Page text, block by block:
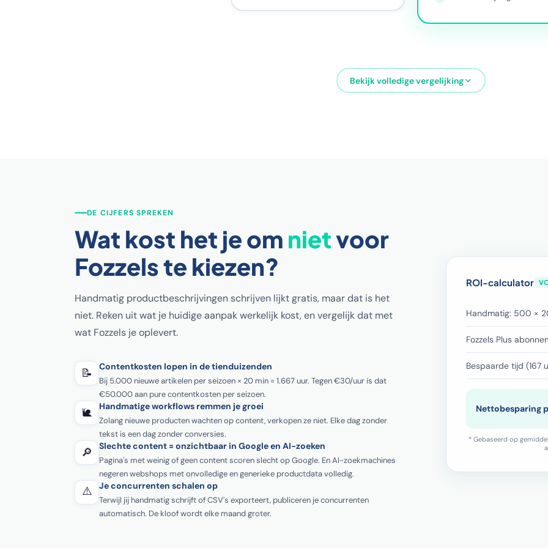
Bekijk volledige vergelijking
DE CIJFERS SPREKEN
Wat kost het je om nietvoor
Fozzels te kiezen?
Handmatig productbeschrijvingen schrijven lijkt gratis, maar dat is het
niet. Reken uit wat je huidige aanpak werkelijk kost, en vergelijk dat met
wat Fozzels je oplevert.
📝 Contentkosten lopen in de tienduizenden
Bij 5.000 nieuwe artikelen per seizoen × 20 min = 1.667 uur. Tegen €30/uur is dat
€50.000 aan pure contentkosten per seizoen.
🐌 Handmatige workflows remmen je groei
Zolang nieuwe producten wachten op content, verkopen ze niet. Elke dag zonder
tekst is een dag zonder conversies.
🔎 Slechte content = onzichtbaar in Google en AI-zoeken
Pagina's met weinig of geen content scoren slecht op Google. En AI-zoekmachines
negeren webshops met onvolledige en generieke productdata volledig.
⚠️ Je concurrenten schalen op
Terwijl jij handmatig schrijft of CSV's exporteert, publiceren je concurrenten
automatisch. De kloof wordt elke maand groter.
ROI-calculator
Handmatig: 500 ×
Fozzels Plus
Bespaarde tijd (167
Nettobesparing
* Gebaseerd op